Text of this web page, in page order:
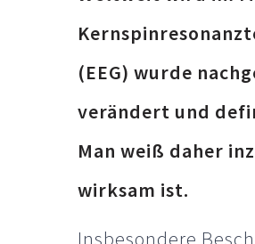
(EEG) wurde
verändert und
Man weiß daher
wirksam ist.
Insbesondere